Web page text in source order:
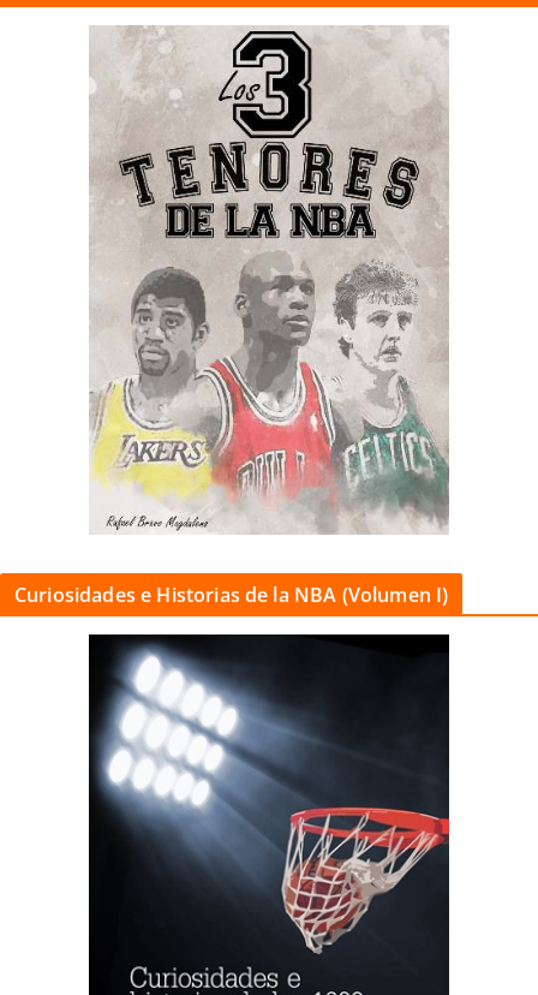
Curiosidades e Historias de la NBA (Volumen I)